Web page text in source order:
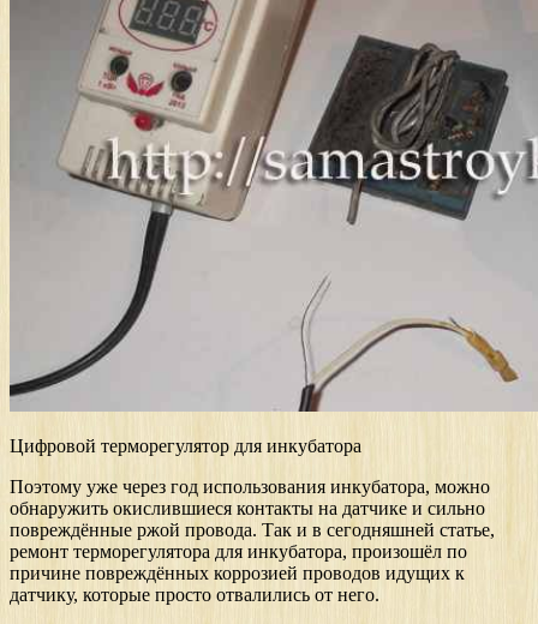
Цифровой терморегулятор для инкубатора
Поэтому уже через год использования инкубатора, можно
обнаружить окислившиеся контакты на датчике и сильно
повреждённые ржой провода. Так и в сегодняшней статье,
ремонт терморегулятора для инкубатора, произошёл по
причине повреждённых коррозией проводов идущих к
датчику, которые просто отвалились от него.